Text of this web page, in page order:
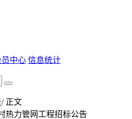
员中心 信息统计
/ 正文
热力管网工程招标公告